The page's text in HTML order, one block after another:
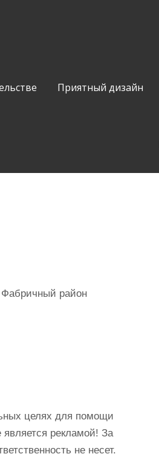
Приятный дизайн
Фабричный район
целях для помощи
рекламой! За
не несет.